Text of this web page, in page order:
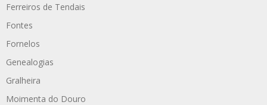
Ferreiros de Tendais
Fontes
Fornelos
Genealogias
Gralheira
Moimenta do Douro